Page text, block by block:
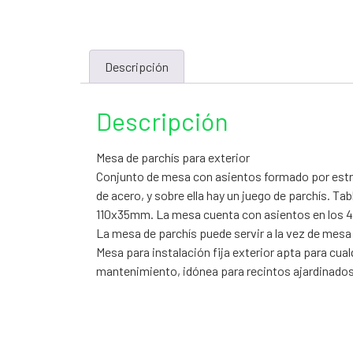
Descripción
Descripción
Mesa de parchís para exterior
Conjunto de mesa con asientos formado por
de acero, y sobre ella hay un juego de parchís.
110x35mm. La mesa cuenta con asientos en
La mesa de parchís puede servir a la vez de
Mesa para instalación fija exterior apta para
mantenimiento, idónea para recintos